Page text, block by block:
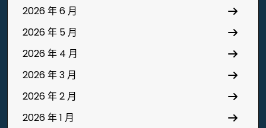
2026 年 6 月
2026 年 5 月
2026 年 4 月
2026 年 3 月
2026 年 2 月
2026 年 1 月